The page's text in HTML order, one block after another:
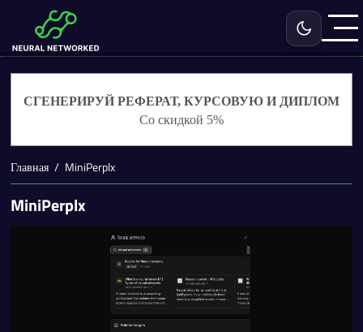
Включить
СГЕНЕРИРУЙ РЕФЕРАТ, КУРСОВУЮ И ДИПЛОМ
Со скидкой 5%
Главная MiniPerplx
MiniPerplx